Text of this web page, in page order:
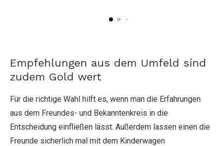
Empfehlungen aus dem Umfeld sind
zudem Gold wert
Für die richtige Wahl hilft es, wenn man die Erfahrungen
aus dem Freundes- und Bekanntenkreis in die
Entscheidung einfließen lässt. Außerdem lassen einen die
Freunde sicherlich mal mit dem Kinderwagen